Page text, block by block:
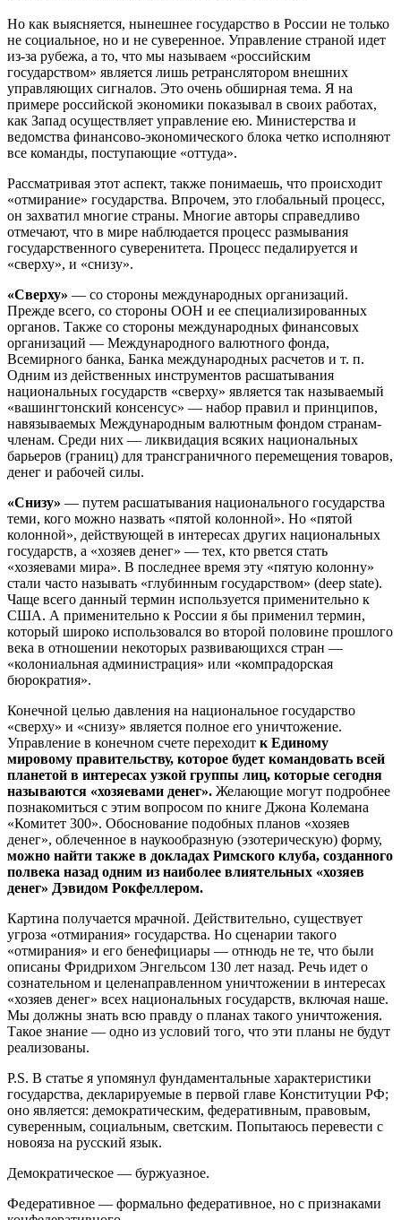
Но как выясняется, нынешнее государство в России не только
не социальное, но и не суверенное. Управление страной идет
из-за рубежа, а то, что мы называем «российским
государством» является лишь ретранслятором внешних
управляющих сигналов. Это очень обширная тема. Я на
примере российской экономики показывал в своих работах,
как Запад осуществляет управление ею. Министерства и
ведомства финансово-экономического блока четко исполняют
все команды, поступающие «оттуда».
Рассматривая этот аспект, также понимаешь, что происходит
«отмирание» государства. Впрочем, это глобальный процесс,
он захватил многие страны. Многие авторы справедливо
отмечают, что в мире наблюдается процесс размывания
государственного суверенитета. Процесс педалируется и
«сверху», и «снизу».
«Сверху» — со стороны международных организаций.
Прежде всего, со стороны ООН и ее специализированных
органов. Также со стороны международных финансовых
организаций — Международного валютного фонда,
Всемирного банка, Банка международных расчетов и т. п.
Одним из действенных инструментов расшатывания
национальных государств «сверху» является так называемый
«вашингтонский консенсус» — набор правил и принципов,
навязываемых Международным валютным фондом странам-
членам. Среди них — ликвидация всяких национальных
барьеров (границ) для трансграничного перемещения товаров,
денег и рабочей силы.
«Снизу» — путем расшатывания национального государства
теми, кого можно назвать «пятой колонной». Но «пятой
колонной», действующей в интересах других национальных
государств, а «хозяев денег» — тех, кто рвется стать
«хозяевами мира». В последнее время эту «пятую колонну»
стали часто называть «глубинным государством» (deep state).
Чаще всего данный термин используется применительно к
США. А применительно к России я бы применил термин,
который широко использовался во второй половине прошлого
века в отношении некоторых развивающихся стран —
«колониальная администрация» или «компрадорская
бюрократия».
Конечной целью давления на национальное государство
«сверху» и «снизу» является полное его уничтожение.
Управление в конечном счете переходит к Единому
мировому правительству, которое будет командовать всей
планетой в интересах узкой группы лиц, которые сегодня
называются «хозяевами денег». Желающие могут подробнее
познакомиться с этим вопросом по книге Джона Колемана
«Комитет 300». Обоснование подобных планов «хозяев
денег», облеченное в наукообразную (эзотерическую) форму,
можно найти также в докладах Римского клуба, созданного
полвека назад одним из наиболее влиятельных «хозяев
денег» Дэвидом Рокфеллером.
Картина получается мрачной. Действительно, существует
угроза «отмирания» государства. Но сценарии такого
«отмирания» и его бенефициары — отнюдь не те, что были
описаны Фридрихом Энгельсом 130 лет назад. Речь идет о
сознательном и целенаправленном уничтожении в интересах
«хозяев денег» всех национальных государств, включая наше.
Мы должны знать всю правду о планах такого уничтожения.
Такое знание — одно из условий того, что эти планы не будут
реализованы.
P.S. В статье я упомянул фундаментальные характеристики
государства, декларируемые в первой главе Конституции РФ;
оно является: демократическим, федеративным, правовым,
суверенным, социальным, светским. Попытаюсь перевести с
новояза на русский язык.
Демократическое — буржуазное.
Федеративное — формально федеративное, но с признаками